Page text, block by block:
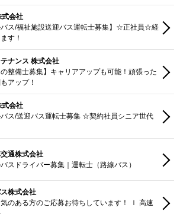
式会社
バス/福祉施設送迎バス運転士募集】☆正社員☆経
す！
ナンス 株式会社
の整備士募集】キャリアアップも可能！頑張った
アップ！
式会社
ス/送迎バス運転士募集 ☆契約社員シニア世代
通株式会社
スドライバー募集｜運転士（路線バス）
株式会社
のある方のご応募お待ちしています！ ｌ 高速